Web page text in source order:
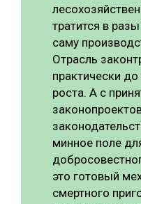
тратится в
саму
Отрасль
практически
роста. А с
минное поле
это готовый
смертного